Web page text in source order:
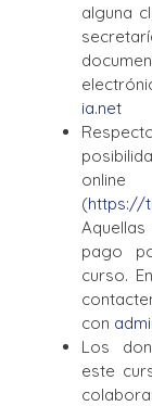
alguna
ia.net
online
(https://
pago
curso.
con
Los
este